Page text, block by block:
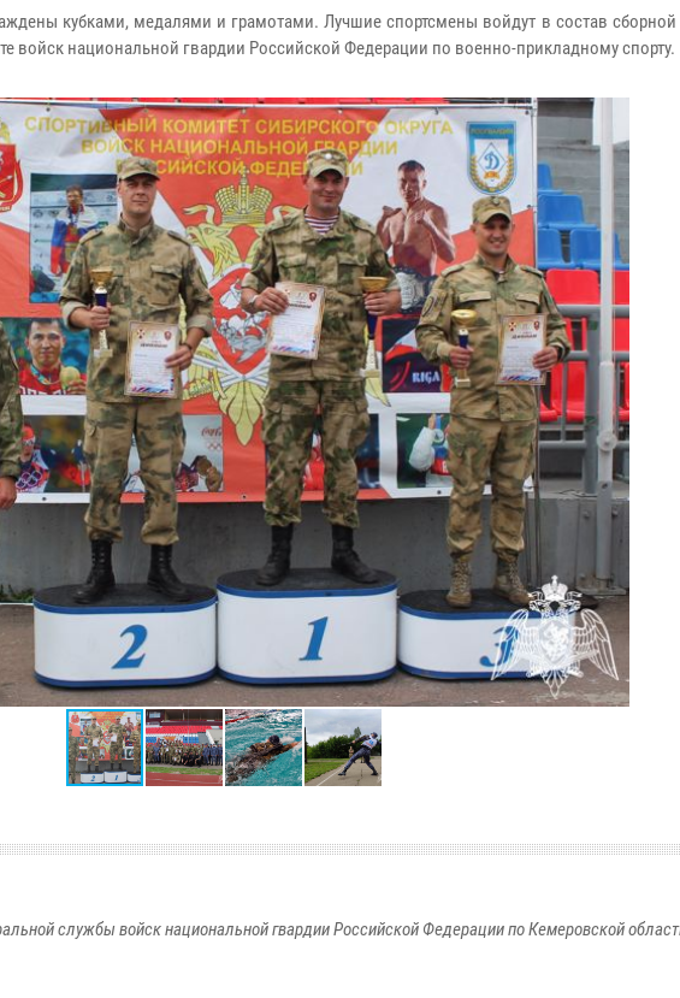
кубками, медалями и грамотами. Лучшие спортсмены войдут в состав
войск национальной гвардии Российской Федерации по военно-прикладному спорту.
службы войск национальной гвардии Российской Федерации по Кемеровской